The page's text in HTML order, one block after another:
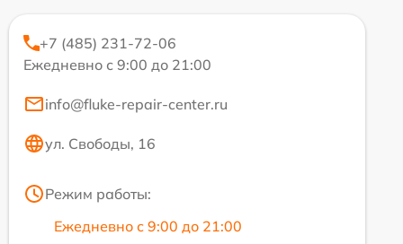
+7 (485) 231-72-06
Ежедневно с 9:00 до 21:00
info@fluke-repair-center.ru
ул. Свободы, 16
Режим работы:
Ежедневно с 9:00 до 21:00